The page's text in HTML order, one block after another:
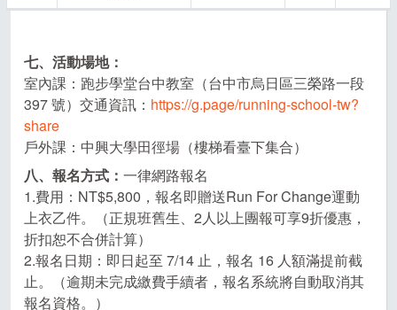
七、活動場地：
室內課：跑步學堂台中教室（台中市烏日區三榮路一段
397 號）交通資訊： https://g.page/running-school-tw?
share
戶外課：中興大學田徑場（樓梯看臺下集合）
八、報名方式： 一律網路報名
1.費用：NT$5,800，報名即贈送Run For Change運動
上衣乙件。（正規班舊生、2人以上團報可享9折優惠，
折扣恕不合併計算）
2.報名日期：即日起至 7/14 止，報名 16 人額滿提前截
止。（逾期未完成繳費手續者，報名系統將自動取消其
報名資格。）